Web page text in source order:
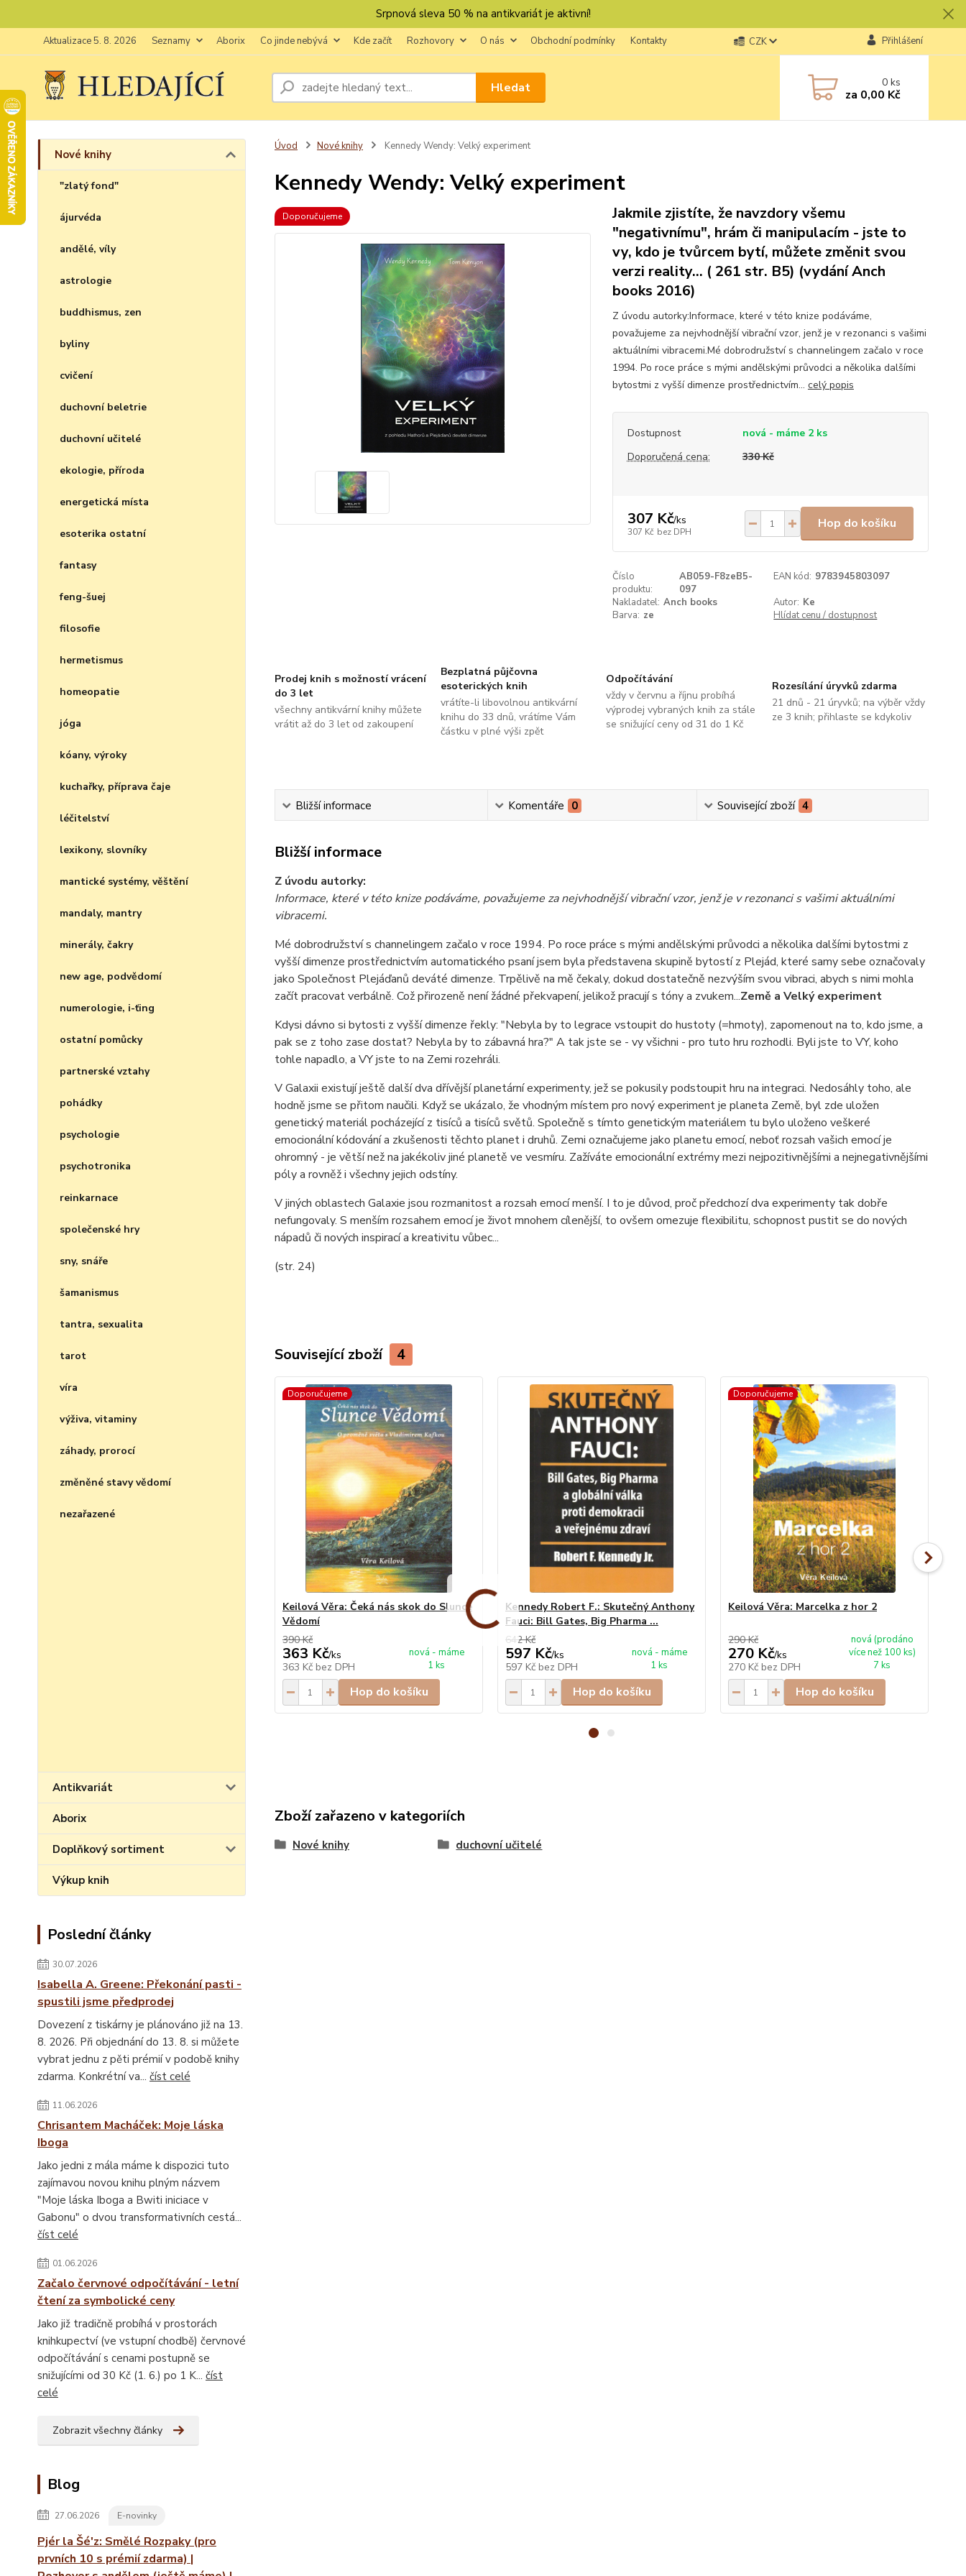
Srpnová sleva 50 % na antikvariát je aktivní!
Aktualizace 5. 8. 2026 Seznamy Aborix Co jinde nebývá Kde začít Rozhovory O nás Obchodní podmínky Kontakty CZK Přihlášení
Hledat 0ks
za 0,00 Kč
Nové knihy
"zlatý fond"
ájurvéda
andělé, víly
astrologie
buddhismus, zen
byliny
cvičení
duchovní beletrie
duchovní učitelé
ekologie, příroda
energetická místa
esoterika ostatní
fantasy
feng-šuej
filosofie
hermetismus
homeopatie
jóga
kóany, výroky
kuchařky, příprava čaje
léčitelství
lexikony, slovníky
mantické systémy, věštění
mandaly, mantry
minerály, čakry
new age, podvědomí
numerologie, i-ťing
ostatní pomůcky
partnerské vztahy
pohádky
psychologie
psychotronika
reinkarnace
společenské hry
sny, snáře
šamanismus
tantra, sexualita
tarot
víra
výživa, vitaminy
záhady, prorocí
změněné stavy vědomí
nezařazené
Antikvariát
Aborix
Doplňkový sortiment
Výkup knih
Poslední články
30.07.2026
Isabella A. Greene: Překonání pasti -
spustili jsme předprodej
Dovezení z tiskárny je plánováno již na 13.
8. 2026. Při objednání do 13. 8. si můžete
vybrat jednu z pěti prémií v podobě knihy
zdarma. Konkrétní va... číst celé
11.06.2026
Chrisantem Macháček: Moje láska
Iboga
Jako jedni z mála máme k dispozici tuto
zajímavou novou knihu plným názvem
"Moje láska Iboga a Bwiti iniciace v
Gabonu" o dvou transformativních cestá...
číst celé
01.06.2026
Začalo červnové odpočítávání - letní
čtení za symbolické ceny
Jako již tradičně probíhá v prostorách
knihkupectví (ve vstupní chodbě) červnové
odpočítávání s cenami postupně se
snižujícími od 30 Kč (1. 6.) po 1 K... číst
celé
Zobrazit všechny články
Blog
27.06.2026 E-novinky
Pjér la Šé'z: Smělé Rozpaky (pro
prvních 10 s prémií zdarma) |
Úvod Nové knihy Kennedy Wendy: Velký experiment
Kennedy Wendy: Velký experiment
Doporučujeme
Jakmile zjistíte, že navzdory všemu
"negativnímu", hrám či manipulacím - jste to
vy, kdo je tvůrcem bytí, můžete změnit svou
verzi reality... ( 261 str. B5) (vydání Anch
books 2016)
Z úvodu autorky:Informace, které v této knize podáváme,
považujeme za nejvhodnější vibrační vzor, jenž je v rezonanci s vašimi
aktuálními vibracemi.Mé dobrodružství s channelingem začalo v roce
1994. Po roce práce s mými andělskými průvodci a několika dalšími
bytostmi z vyšší dimenze prostřednictvím... celý popis
Dostupnost
nová - máme 2 ks
Doporučená cena:
330 Kč
307 Kč/ks
307 Kč bez DPH
Hop do košíku
Číslo
produktu:
AB059-F8zeB5-
097
EAN kód: 9783945803097
Nakladatel: Anch books Autor: Ke
Barva: ze Hlídat cenu / dostupnost
Prodej knih s možností vrácení
do 3 let
všechny antikvární knihy můžete
vrátit až do 3 let od zakoupení
Bezplatná půjčovna
esoterických knih
vrátíte-li libovolnou antikvární
knihu do 33 dnů, vrátíme Vám
částku v plné výši zpět
Odpočítávání
vždy v červnu a říjnu probíhá
výprodej vybraných knih za stále
se snižující ceny od 31 do 1 Kč
Rozesílání úryvků zdarma
21 dnů - 21 úryvků; na výběr vždy
ze 3 knih; přihlaste se kdykoliv
Bližší informace Komentáře 0 Související zboží 4
Bližší informace
Z úvodu autorky:
Informace, které v této knize podáváme, považujeme za nejvhodnější vibrační vzor, jenž je v rezonanci s vašimi aktuálními
vibracemi.
Mé dobrodružství s channelingem začalo v roce 1994. Po roce práce s mými andělskými průvodci a několika dalšími bytostmi z
vyšší dimenze prostřednictvím automatického psaní jsem byla představena skupině bytostí z Plejád, které samy sebe označovaly
jako Společnost Plejáďanů deváté dimenze. Trpělivě na mě čekaly, dokud dostatečně nezvýším svou vibraci, abych s nimi mohla
začít pracovat verbálně. Což přirozeně není žádné překvapení, jelikož pracují s tóny a zvukem...Země a Velký experiment
Kdysi dávno si bytosti z vyšší dimenze řekly: "Nebyla by to legrace vstoupit do hustoty (=hmoty), zapomenout na to, kdo jsme, a
pak se z toho zase dostat? Nebyla by to zábavná hra?" A tak jste se - vy všichni - pro tuto hru rozhodli. Byli jste to VY, koho
tohle napadlo, a VY jste to na Zemi rozehráli.
V Galaxii existují ještě další dva dřívější planetární experimenty, jež se pokusily podstoupit hru na integraci. Nedosáhly toho, ale
hodně jsme se přitom naučili. Když se ukázalo, že vhodným místem pro nový experiment je planeta Země, byl zde uložen
genetický materiál pocházející z tisíců a tisíců světů. Společně s tímto genetickým materiálem tu bylo uloženo veškeré
emocionální kódování a zkušenosti těchto planet i druhů. Zemi označujeme jako planetu emocí, neboť rozsah vašich emocí je
ohromný - je větší než na jakékoliv jiné planetě ve vesmíru. Zažíváte emocionální extrémy mezi nejpozitivnějšími a nejnegativnějšími
póly a rovněž i všechny jejich odstíny.
V jiných oblastech Galaxie jsou rozmanitost a rozsah emocí menší. I to je důvod, proč předchozí dva experimenty tak dobře
nefungovaly. S menším rozsahem emocí je život mnohem cílenější, to ovšem omezuje flexibilitu, schopnost pustit se do nových
nápadů či nových inspirací a kreativitu vůbec...
(str. 24)
Související zboží 4
Doporučujeme
Keilová Věra: Čeká nás skok do Slunce
Vědomí
390 Kč
363 Kč/ks
363 Kč bez DPH
nová - máme
1 ks
Hop do košíku
Kennedy Robert F.: Skutečný Anthony
Fauci: Bill Gates, Big Pharma ...
642 Kč
597 Kč/ks
597 Kč bez DPH
nová - máme
1 ks
Hop do košíku
Doporučujeme
Keilová Věra: Marcelka z hor 2
290 Kč
270 Kč/ks
270 Kč bez DPH
nová (prodáno
více než 100 ks)
7 ks
Hop do košíku
Zboží zařazeno v kategoriích
Nové knihy duchovní učitelé